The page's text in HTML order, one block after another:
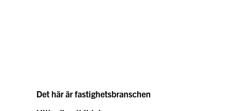
Det här är fastighetsbranschen